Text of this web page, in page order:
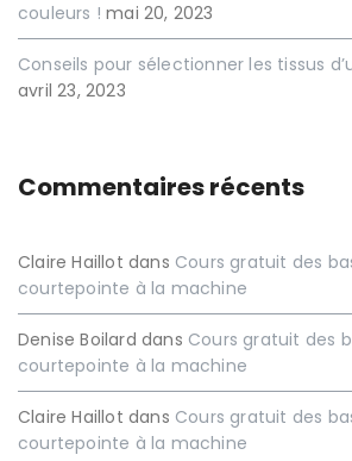
couleurs ! mai 20, 2023
Conseils pour sélectionner les tissus
avril 23, 2023
Commentaires récents
Claire Haillot dans Cours gratuit des
courtepointe à la machine
Denise Boilard dans Cours gratuit des
courtepointe à la machine
Claire Haillot dans Cours gratuit des
courtepointe à la machine